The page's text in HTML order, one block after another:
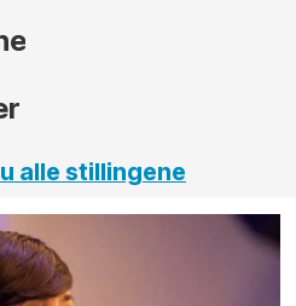
alle stillingene